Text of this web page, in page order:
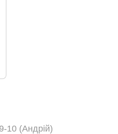
10 (Андрій)